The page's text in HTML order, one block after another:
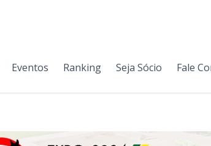
Eventos Ranking Seja Sócio Fale